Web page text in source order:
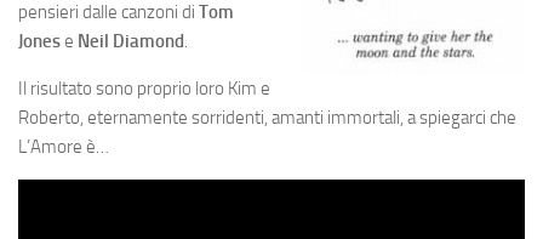
pensieri dalle canzoni di Tom
Jonese Neil Diamond.
Il risultato sono proprio loro Kim e
Roberto, eternamente sorridenti, amanti immortali, a spiegarci che
L’Amore è…